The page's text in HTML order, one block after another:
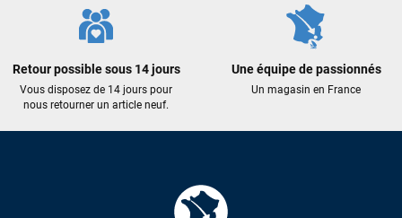
Retour possible sous 14 jours
Vous disposez de 14 jours pour
nous retourner un article neuf.
Une équipe de passionnés
Un magasin en France
Maronui RICHMOND
L'envoi a été rapide. La voile est arrivée en super état.
Mauruuru roa.
LAISSER UN AVIS